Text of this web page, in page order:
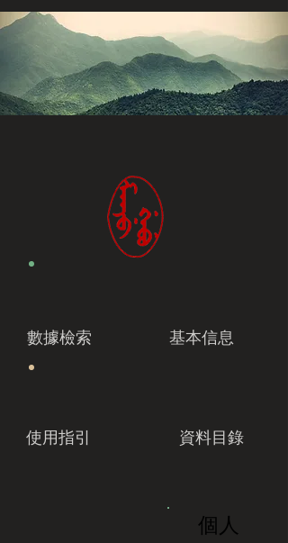
數據檢索 基本信息
使用指引 資料目錄
個人